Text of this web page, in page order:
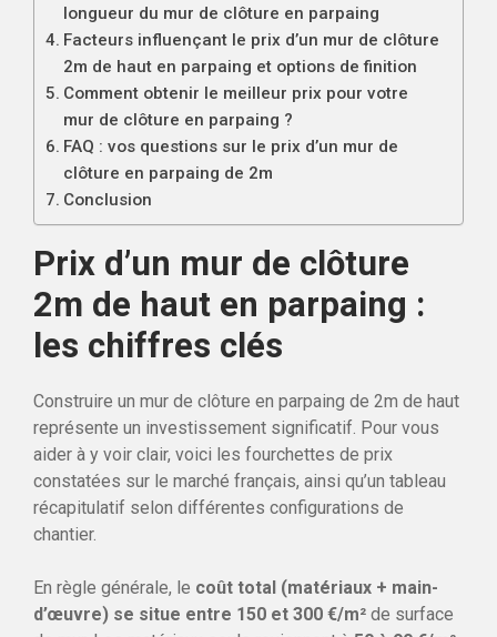
longueur du mur de clôture en parpaing
Facteurs influençant le prix d’un mur de clôture
2m de haut en parpaing et options de finition
Comment obtenir le meilleur prix pour votre
mur de clôture en parpaing ?
FAQ : vos questions sur le prix d’un mur de
clôture en parpaing de 2m
Conclusion
Prix d’un mur de clôture
2m de haut en parpaing :
les chiffres clés
Construire un mur de clôture en parpaing de 2m de haut
représente un investissement significatif. Pour vous
aider à y voir clair, voici les fourchettes de prix
constatées sur le marché français, ainsi qu’un tableau
récapitulatif selon différentes configurations de
chantier.
En règle générale, le coût total (matériaux + main-
d’œuvre) se situe entre 150 et 300 €/m² de surface